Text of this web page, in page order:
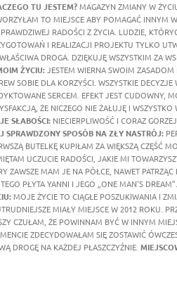
TU JESTEM?MAGAZYN ZMIANY W
TO MIEJSCE ABY POMAGAĆ INNYM
RADOŚCI Z ŻYCIA. LUDZIE,
I REALIZACJI PROJEKTU TYLKO
DROGA. DZIĘKUJĘ WSZYSTKIM ZA
ŻYCIU:JESTEM WIERNA SWOIM
SOBIE DLA KORZYŚCI. WSZYSTKIE
SERCEM. EFEKT JEST CUDOWNY,
ŻE NICZEGO NIE ŻAŁUJĘ I
SŁABOŚCI: NIECIERPLIWOŚĆ I CORAZ
SPRAWDZONY SPOSÓB NA ZŁY NASTRÓJ:
BUTELKĘ KUPIŁAM ZA WIĘKSZĄ CZĘŚĆ
UCZUCIE RADOŚCI, JAKIE MI
ZAWSZE MAM JE NA PÓŁCE, NAWET
PŁYTA YANNI I JEGO „ONE MAN'S DREAM”.
MOJE ŻYCIE TO CIĄGŁE POSZUKIWANIA I
MIAŁY MIEJSCE W 2012 ROKU.
CZUŁAM, ŻE POWINNAM BYĆ W INNYM
ZDECYDOWAŁAM SIĘ ZOSTAWIĆ
DROGĘ NA KAŻDEJ PŁASZCZYŹNIE.